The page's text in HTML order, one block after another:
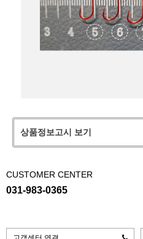
상품정보고시 보기
CUSTOMER CENTER
031-983-0365